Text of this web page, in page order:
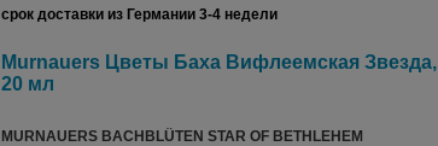
срок доставки из Германии 3-4 недели
Murnauers Цветы Баха Вифлеемская Звезда,
20 мл
MURNAUERS BACHBLÜTEN STAR OF BETHLEHEM